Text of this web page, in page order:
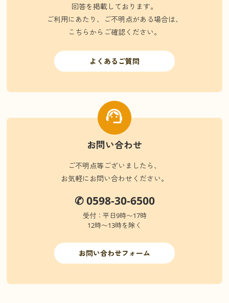
回答を掲載しております。
ご利用にあたり、ご不明点がある場合は、
こちらからご確認ください。
よくあるご質問
お問い合わせ
ご不明点等ございましたら、
お気軽にお問い合わせください。
✆ 0598-30-6500
受付：平日9時〜17時
12時〜13時を除く
お問い合わせフォーム